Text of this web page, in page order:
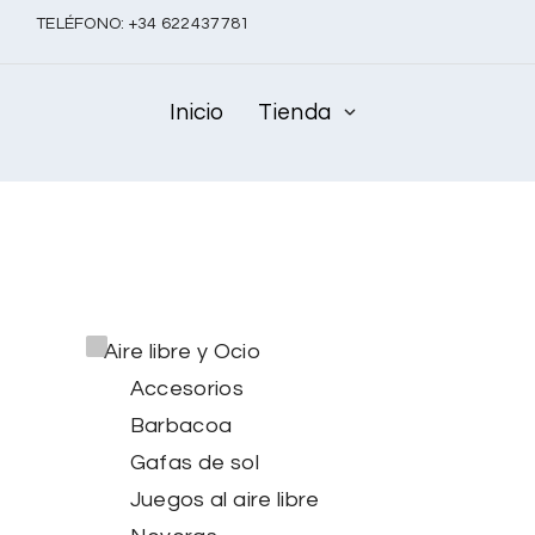
TELÉFONO: +34 622437781
Inicio Tienda
Aire libre y Ocio
Accesorios
Barbacoa
Gafas de sol
Juegos al aire libre